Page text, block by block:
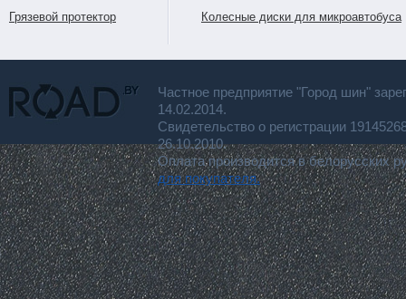
Грязевой протектор Колесные диски для микроавтобуса
Частное предприятие "Город шин"
14.02.2014.
Свидетельство о регистрации
26.10.2010.
Оплата производится в белорусских
для покупателя.